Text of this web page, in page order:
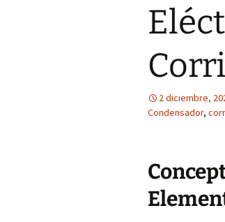
2 diciembre,
Condensador,